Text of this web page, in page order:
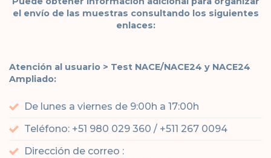
el envío de las muestras consultando los siguientes
enlaces:
Atención al usuario > Test NACE/NACE24 y NACE24
Ampliado:
De lunes a viernes de 9:00h a 17:00h
Teléfono: +51 980 029 360 / +511 267 0094
Dirección de correo :